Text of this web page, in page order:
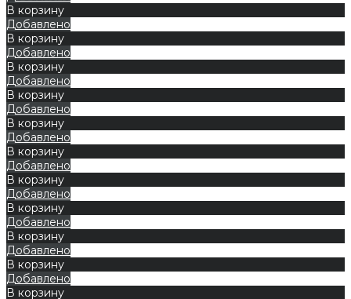
В корзину
Добавлено
В корзину
Добавлено
В корзину
Добавлено
В корзину
Добавлено
В корзину
Добавлено
В корзину
Добавлено
В корзину
Добавлено
В корзину
Добавлено
В корзину
Добавлено
В корзину
Добавлено
В корзину